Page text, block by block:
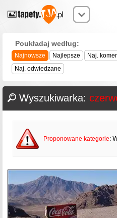
Poukładaj według:
Najnowsze Najlepsze Naj.
Naj. odwiedzane
Wyszukiwarka:
Proponowane kategorie: